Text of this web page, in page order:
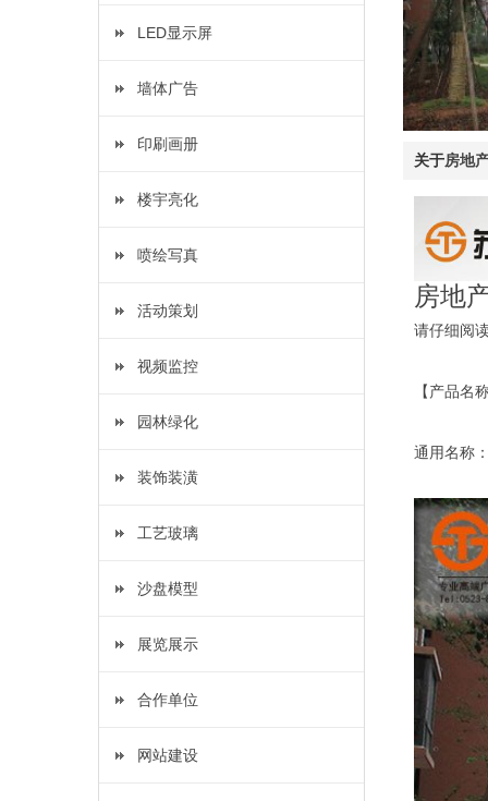
LED显示屏
墙体广告
印刷画册
楼宇亮化
喷绘写真
活动策划
视频监控
园林绿化
装饰装潢
工艺玻璃
沙盘模型
展览展示
合作单位
网站建设
关于房地
房地
请仔细阅
【产品名
通用名称